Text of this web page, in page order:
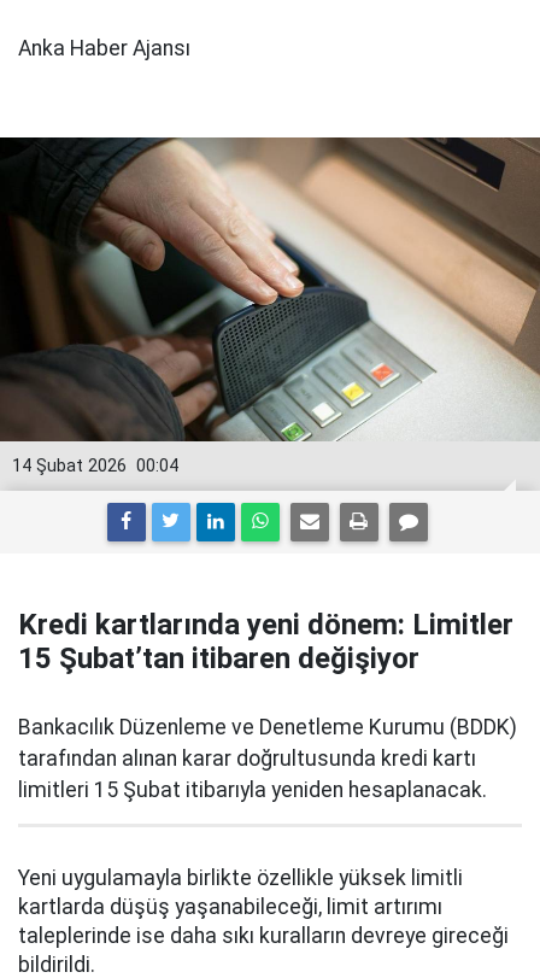
Anka Haber Ajansı
00:04
14 Şubat 2026
Kredi kartlarında yeni dönem: Limitler
15 Şubat’tan itibaren değişiyor
Bankacılık Düzenleme ve Denetleme Kurumu (BDDK)
tarafından alınan karar doğrultusunda kredi kartı
limitleri 15 Şubat itibarıyla yeniden hesaplanacak.
Yeni uygulamayla birlikte özellikle yüksek limitli
kartlarda düşüş yaşanabileceği, limit artırımı
taleplerinde ise daha sıkı kuralların devreye gireceği
bildirildi.